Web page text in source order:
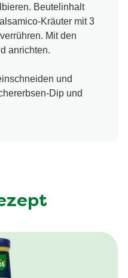
Beutelinhalt
Kräuter mit 3
Mit den
anrichten.
und
Dip und